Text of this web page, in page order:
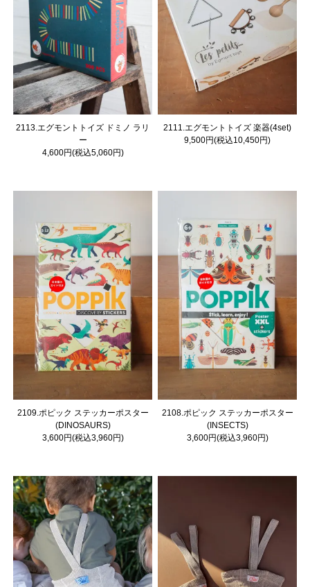
2113.エグモントトイズ ドミノ ラリ
ー
4,600円(税込5,060円)
2111.エグモントトイズ 楽器(4set)
9,500円(税込10,450円)
2109.ポピック ステッカーポスター
(DINOSAURS)
3,600円(税込3,960円)
2108.ポピック ステッカーポスター
(INSECTS)
3,600円(税込3,960円)